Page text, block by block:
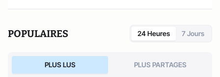
POPULAIRES 24 Heures 7 Jours
PLUS LUS PLUS PARTAGES